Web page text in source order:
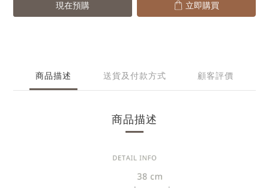
現在預購 立即購買
商品描述 送貨及付款方式 顧客評價
商品描述